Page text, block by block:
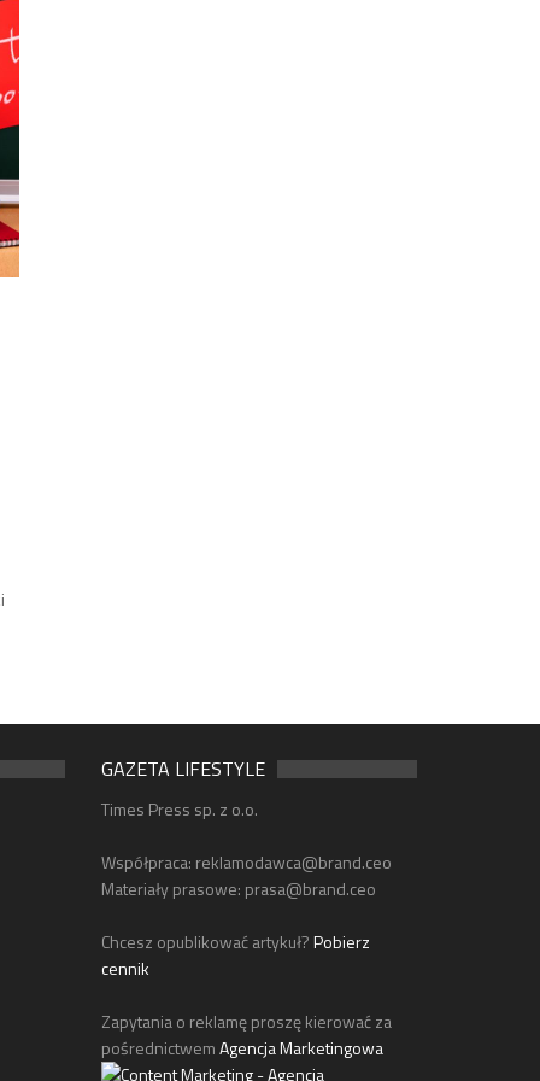
GAZETA LIFESTYLE
Times Press sp. z o.o.
Współpraca: reklamodawca@brand.ceo
Materiały prasowe: prasa@brand.ceo
Chcesz opublikować artykuł?Pobierz
cennik
Zapytania o reklamę proszę kierować za
pośrednictwemAgencja Marketingowa